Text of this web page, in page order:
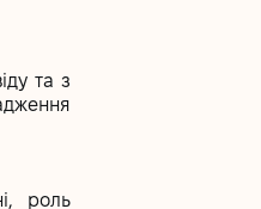
та з
роль